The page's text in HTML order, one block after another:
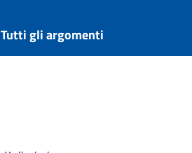
Tutti gli argomenti